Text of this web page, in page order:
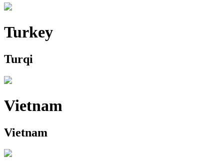
Turkey
Turqi
Vietnam
Vietnam